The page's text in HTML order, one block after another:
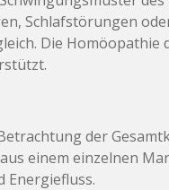
Schlafstörungen
Die
der
einem einzelnen
Energiefluss.